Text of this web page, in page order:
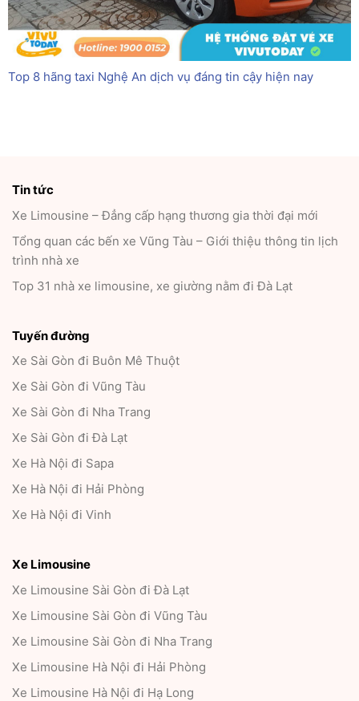
Top 8 hãng taxi Nghệ An dịch vụ đáng tin cậy hiện nay
Tin tức
Xe Limousine – Đẳng cấp hạng thương gia thời đại mới
Tổng quan các bến xe Vũng Tàu – Giới thiệu thông tin lịch
trình nhà xe
Top 31 nhà xe limousine, xe giường nằm đi Đà Lạt
Tuyến đường
Xe Sài Gòn đi Buôn Mê Thuột
Xe Sài Gòn đi Vũng Tàu
Xe Sài Gòn đi Nha Trang
Xe Sài Gòn đi Đà Lạt
Xe Hà Nội đi Sapa
Xe Hà Nội đi Hải Phòng
Xe Hà Nội đi Vinh
Xe Limousine
Xe Limousine Sài Gòn đi Đà Lạt
Xe Limousine Sài Gòn đi Vũng Tàu
Xe Limousine Sài Gòn đi Nha Trang
Xe Limousine Hà Nội đi Hải Phòng
Xe Limousine Hà Nội đi Hạ Long